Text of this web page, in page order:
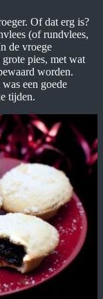
Of dat erg is?
(of rundvlees,
de vroege
pies, met wat
worden.
een goede
tijden.